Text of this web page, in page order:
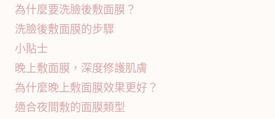
為什麼要洗臉後敷面膜？
洗臉後敷面膜的步驟
小貼士
晚上敷面膜，深度修護肌膚
為什麼晚上敷面膜效果更好？
適合夜間敷的面膜類型